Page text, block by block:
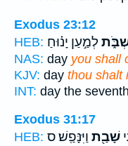
Exodus 23:12
HEB: לְמַ֣עַן יָנ֗וּחַ
NAS: day you shall
KJV: day thou shalt
INT: day the seventh
Exodus 31:17
HEB:
שָׁבַ֖ת וַיִּנָּפַֽשׁ׃ ס